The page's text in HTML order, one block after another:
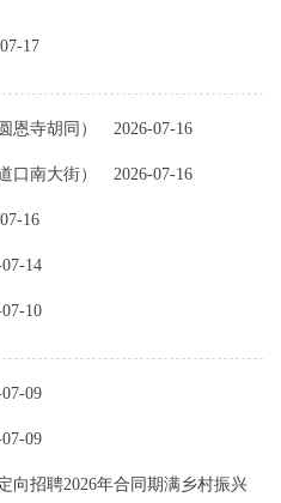
17
恩寺胡同） 2026-07-16
口南大街） 2026-07-16
16
14
10
09
09
向招聘2026年合同期满乡村振兴